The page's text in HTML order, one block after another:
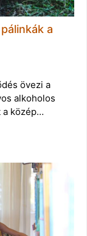
a
övezi a
alkoholos
a közép…